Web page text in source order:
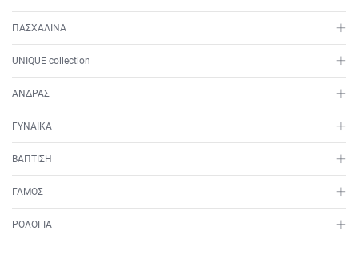
ΠΑΣΧΑΛΙΝΑ
UNIQUE collection
ΑΝΔΡΑΣ
ΓΥΝΑΙΚΑ
ΒΑΠΤΙΣΗ
ΓΑΜΟΣ
ΡΟΛΟΓΙΑ